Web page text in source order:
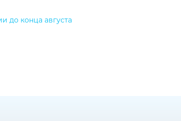
до конца августа